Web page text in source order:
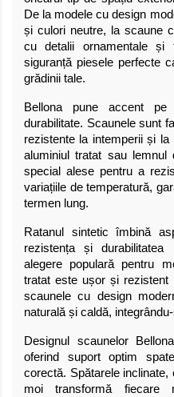
De la modele cu design
și culori neutre, la scaune
cu detalii ornamentale și
siguranță piesele perfecte
grădinii tale.
Bellona pune accent
durabilitate. Scaunele sunt
rezistente la intemperii și
aluminiul tratat sau lemnul
special alese pentru a
variațiile de temperatură,
termen lung.
Ratanul sintetic îmbină
rezistența și
alegere populară pentru
tratat este ușor și rezistent
scaunele cu design
naturală și caldă,
Designul scaunelor
oferind suport optim
corectă. Spătarele inclinate,
moi transformă fiecare